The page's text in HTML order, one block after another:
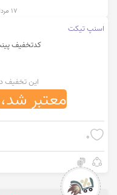
۱۷ مرداد ۱۴۰۵ ساعت ۲۱:۵۶
اسنپ تیکت
کدتخفیف پینت بال
این تخفیف
معتبر
0